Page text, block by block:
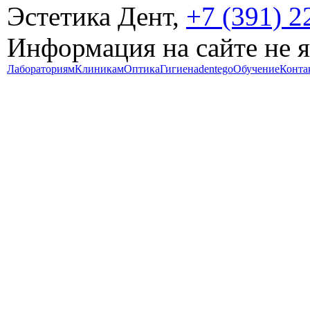
Эстетика Дент, +7 (391)
Информация на сайте не
ЛабораториямКлиникамОптикаГигиенаdentegoОбучение